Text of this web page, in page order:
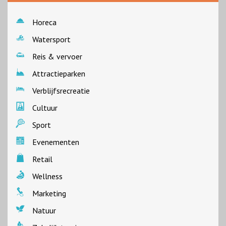
Horeca
Watersport
Reis & vervoer
Attractieparken
Verblijfsrecreatie
Cultuur
Sport
Evenementen
Retail
Wellness
Marketing
Natuur